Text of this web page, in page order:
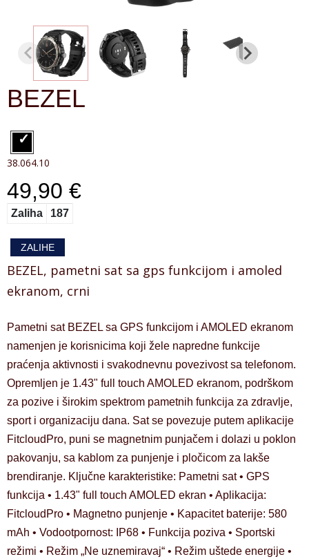
BEZEL
38.064.10
49,90 €
Zaliha 187
ZALIHE
BEZEL, pametni sat sa gps funkcijom i amoled
ekranom, crni
Pametni sat BEZEL sa GPS funkcijom i AMOLED ekranom
namenjen je korisnicima koji žele napredne funkcije
praćenja aktivnosti i svakodnevnu povezivost sa telefonom.
Opremljen je 1.43" full touch AMOLED ekranom, podrškom
za pozive i širokim spektrom pametnih funkcija za zdravlje,
sport i organizaciju dana. Sat se povezuje putem aplikacije
FitcloudPro, puni se magnetnim punjačem i dolazi u poklon
pakovanju, sa kablom za punjenje i pločicom za lakše
brendiranje. Ključne karakteristike: Pametni sat • GPS
funkcija • 1.43" full touch AMOLED ekran • Aplikacija:
FitcloudPro • Magnetno punjenje • Kapacitet baterije: 580
mAh • Vodootpornost: IP68 • Funkcija poziva • Sportski
režimi • Režim „Ne uznemiravaj“ • Režim uštede energije •